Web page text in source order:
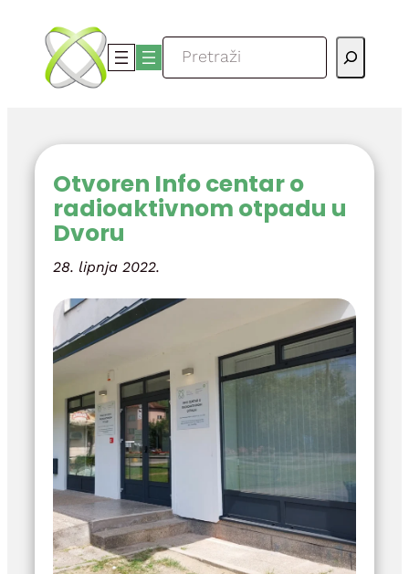
sadržaja
Pretraga
Otvoren Info centar o
radioaktivnom otpadu u
Dvoru
28. lipnja 2022.